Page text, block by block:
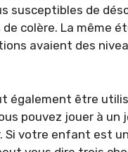
susceptibles de
colère. La même
avaient des
également être
pouvez jouer à
Si votre enfant est